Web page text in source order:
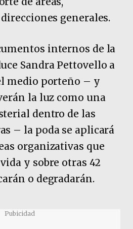
generales.
internos de la
Sandra Pettovello a
medio porteño – y
la luz como una
dentro de las
– la poda se aplicará
organizativas que
y sobre otras 42
o degradarán.
Pubicidad